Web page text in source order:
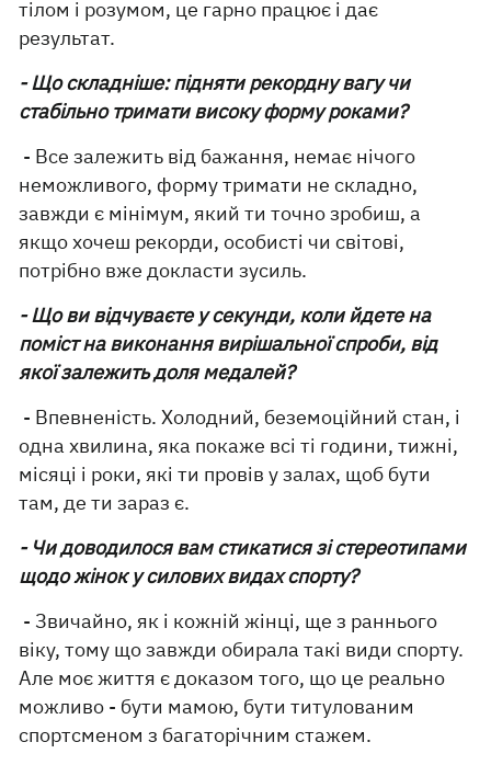
тілом і розумом, це гарно працює і дає
результат.
- Що складніше: підняти рекордну вагу чи
стабільно тримати високу форму роками?
- Все залежить від бажання, немає нічого
неможливого, форму тримати не складно,
завжди є мінімум, який ти точно зробиш, а
якщо хочеш рекорди, особисті чи світові,
потрібно вже докласти зусиль.
- Що ви відчуваєте у секунди, коли йдете на
поміст на виконання вирішальної спроби, від
якої залежить доля медалей?
- Впевненість. Холодний, беземоційний стан, і
одна хвилина, яка покаже всі ті години, тижні,
місяці і роки, які ти провів у залах, щоб бути
там, де ти зараз є.
- Чи доводилося вам стикатися зі стереотипами
щодо жінок у силових видах спорту?
- Звичайно, як і кожній жінці, ще з раннього
віку, тому що завжди обирала такі види спорту.
Але моє життя є доказом того, що це реально
можливо - бути мамою, бути титулованим
спортсменом з багаторічним стажем.